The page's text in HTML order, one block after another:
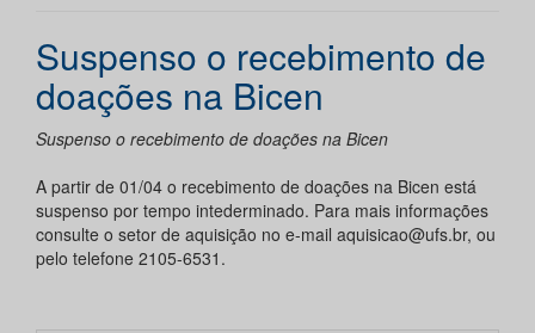
Suspenso o recebimento de
doações na Bicen
Suspenso o recebimento de doações na Bicen
A partir de 01/04 o recebimento de doações na Bicen está
suspenso por tempo intederminado. Para mais informações
consulte o setor de aquisição no e-mail aquisicao@ufs.br, ou
pelo telefone 2105-6531.